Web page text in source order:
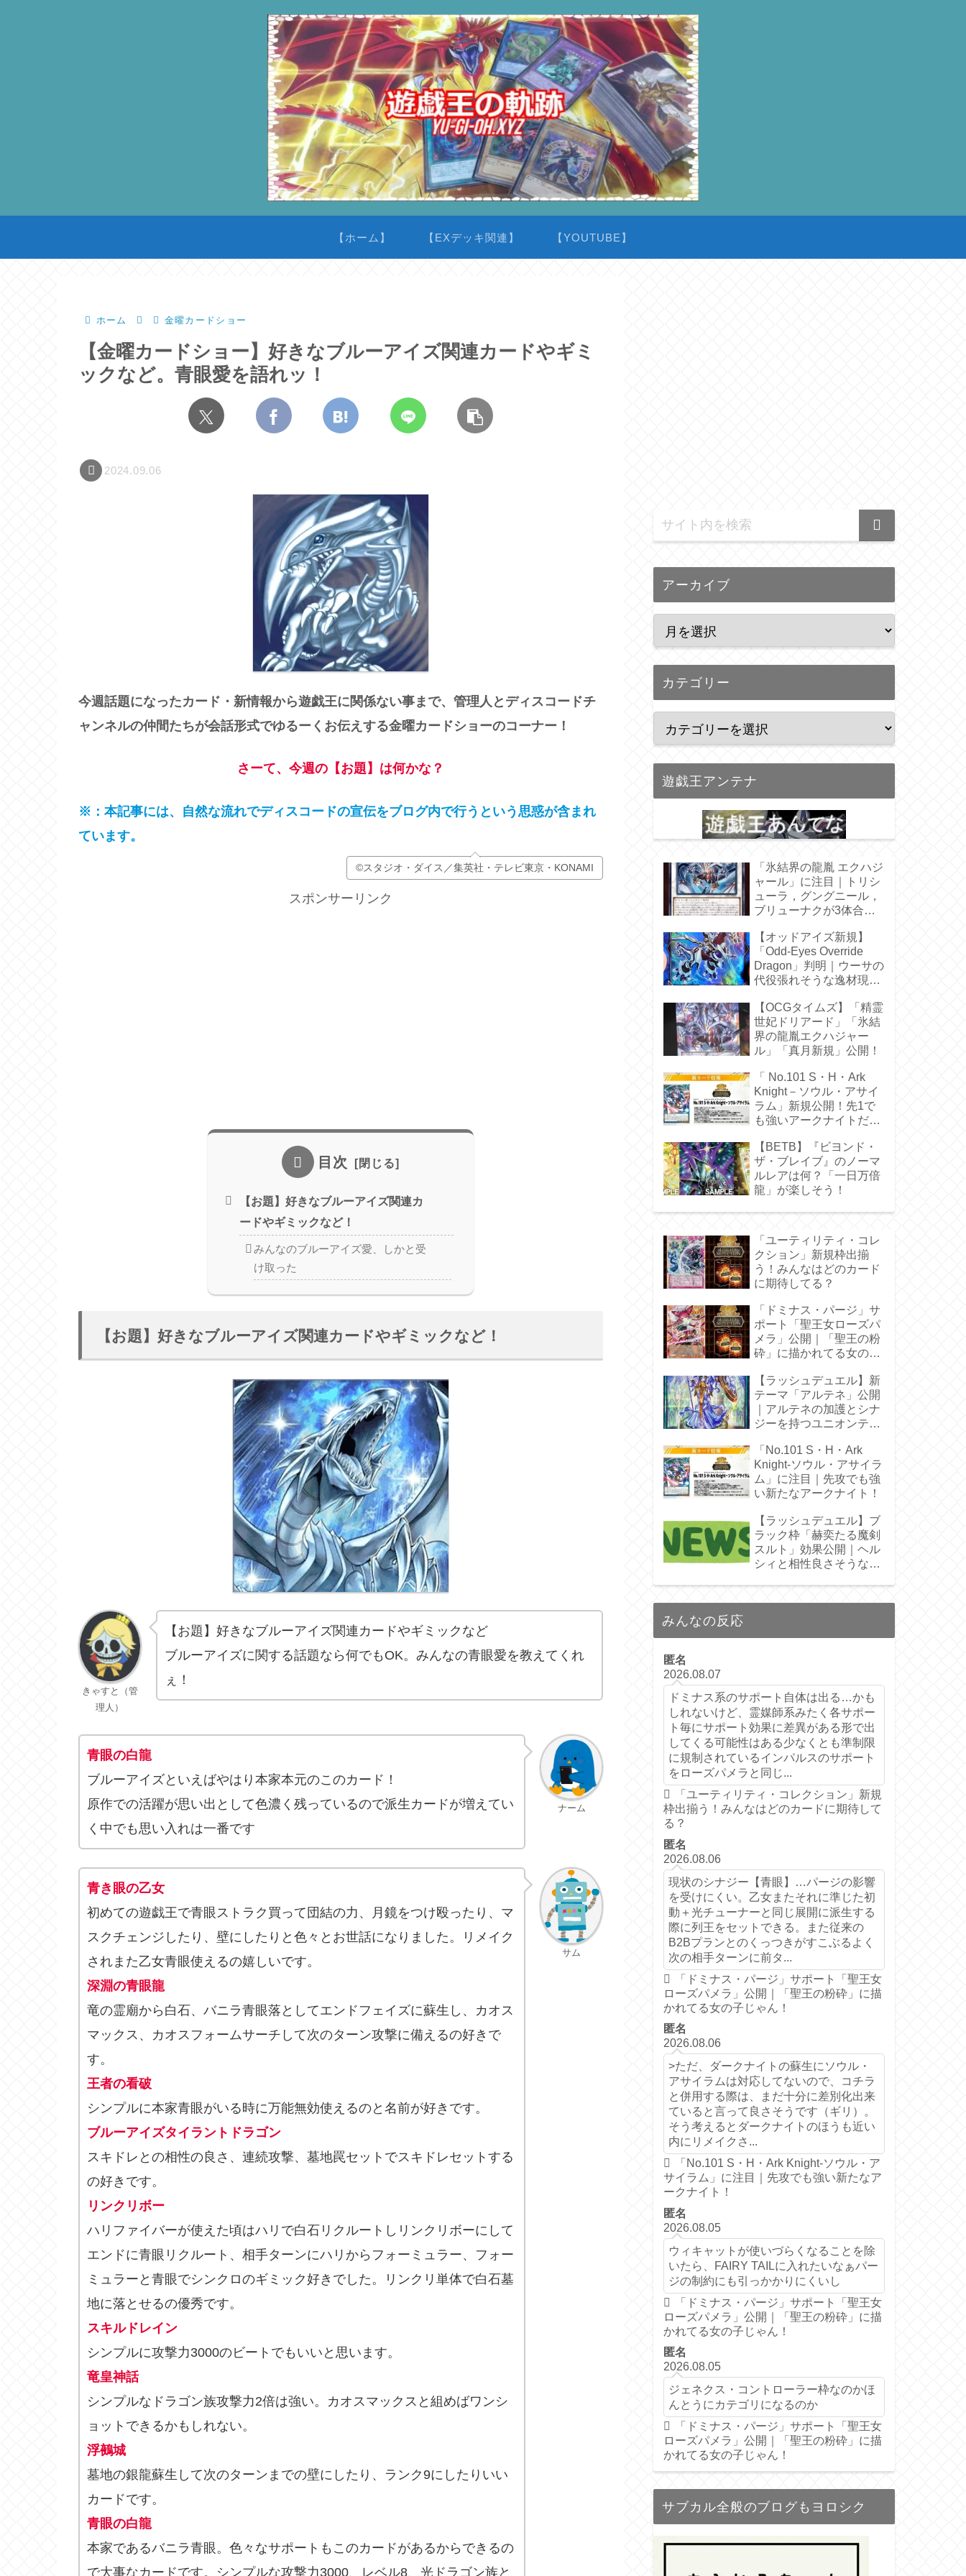
【ホーム】 【EXデッキ関連】 【YOUTUBE】
ホーム 金曜カードショー
【金曜カードショー】好きなブルーアイズ関連カードやギミ
ックなど。青眼愛を語れッ！
2024.09.06
今週話題になったカード・新情報から遊戯王に関係ない事まで、管理人とディスコードチ
ャンネルの仲間たちが会話形式でゆるーくお伝えする金曜カードショーのコーナー！
さーて、今週の【お題】は何かな？
※：本記事には、自然な流れでディスコードの宣伝をブログ内で行うという思惑が含まれ
ています。
©スタジオ・ダイス／集英社・テレビ東京・KONAMI
スポンサーリンク
目次
【お題】好きなブルーアイズ関連カ
ードやギミックなど！
みんなのブルーアイズ愛、しかと受
け取った
【お題】好きなブルーアイズ関連カードやギミックなど！
きゃすと（管
理人）
【お題】好きなブルーアイズ関連カードやギミックなど
ブルーアイズに関する話題なら何でもOK。みんなの青眼愛を教えてくれ
ぇ！
ナーム
青眼の白龍
ブルーアイズといえばやはり本家本元のこのカード！
原作での活躍が思い出として色濃く残っているので派生カードが増えてい
く中でも思い入れは一番です
サム
青き眼の乙女
初めての遊戯王で青眼ストラク買って団結の力、月鏡をつけ殴ったり、マ
スクチェンジしたり、壁にしたりと色々とお世話になりました。リメイク
されまた乙女青眼使えるの嬉しいです。
深淵の青眼龍
竜の霊廟から白石、バニラ青眼落としてエンドフェイズに蘇生し、カオス
マックス、カオスフォームサーチして次のターン攻撃に備えるの好きで
す。
王者の看破
シンプルに本家青眼がいる時に万能無効使えるのと名前が好きです。
ブルーアイズタイラントドラゴン
スキドレとの相性の良さ、連続攻撃、墓地罠セットでスキドレセットする
の好きです。
リンクリボー
ハリファイバーが使えた頃はハリで白石リクルートしリンクリボーにして
エンドに青眼リクルート、相手ターンにハリからフォーミュラー、フォー
ミュラーと青眼でシンクロのギミック好きでした。リンクリ単体で白石墓
地に落とせるの優秀です。
スキルドレイン
シンプルに攻撃力3000のビートでもいいと思います。
竜皇神話
シンプルなドラゴン族攻撃力2倍は強い。カオスマックスと組めばワンシ
ョットできるかもしれない。
浮鵺城
墓地の銀龍蘇生して次のターンまでの壁にしたり、ランク9にしたりいい
カードです。
青眼の白龍
本家であるバニラ青眼。色々なサポートもこのカードがあるからできるの
で大事なカードです。シンプルな攻撃力3000、レベル8、光ドラゴン族と
アーカイブ
カテゴリー
遊戯王アンテナ
「氷結界の龍胤 エクハジ
ャール」に注目｜トリシ
ューラ，グングニール，
ブリューナクが3体合
【オッドアイズ新規】
「Odd-Eyes Override
Dragon」判明｜ウーサの
代役張れそうな逸材現
【OCGタイムズ】「精霊
世妃ドリアード」「氷結
界の龍胤エクハジャー
ル」「真月新規」公開！
「 No.101 S・H・Ark
Knight－ソウル・アサイ
ラム」新規公開！先1で
も強いアークナイトだ
【BETB】『ビヨンド・
ザ・ブレイブ』のノーマ
ルレアは何？「一日万倍
龍」が楽しそう！
「ユーティリティ・コレ
クション」新規枠出揃
う！みんなはどのカード
に期待してる？
「ドミナス・パージ」サ
ポート「聖王女ローズパ
メラ」公開｜「聖王の粉
砕」に描かれてる女の子
【ラッシュデュエル】新
テーマ「アルテネ」公開
｜アルテネの加護とシナ
ジーを持つユニオンテー
「No.101 S・H・Ark
Knight-ソウル・アサイラ
ム」に注目｜先攻でも強
い新たなアークナイト！
【ラッシュデュエル】ブ
ラック枠「赫奕たる魔剣
スルト」効果公開｜ヘル
シィと相性良さそうなレ
みんなの反応
匿名
2026.08.07
ドミナス系のサポート自体は出る…かも
しれないけど、霊媒師系みたく各サポー
ト毎にサポート効果に差異がある形で出
してくる可能性はある少なくとも準制限
に規制されているインパルスのサポート
をローズパメラと同じ...
「ユーティリティ・コレクション」新規
枠出揃う！みんなはどのカードに期待して
る？
匿名
2026.08.06
現状のシナジー【青眼】…パージの影響
を受けにくい。乙女またそれに準じた初
動＋光チューナーと同じ展開に派生する
際に列王をセットできる。また従来の
B2Bプランとのくっつきがすこぶるよく
次の相手ターンに前タ...
「ドミナス・パージ」サポート「聖王女
ローズパメラ」公開｜「聖王の粉砕」に描
かれてる女の子じゃん！
匿名
2026.08.06
>ただ、ダークナイトの蘇生にソウル・
アサイラムは対応してないので、コチラ
と併用する際は、まだ十分に差別化出来
ていると言って良さそうです（ギリ）。
そう考えるとダークナイトのほうも近い
内にリメイクさ...
「No.101 S・H・Ark Knight-ソウル・ア
サイラム」に注目｜先攻でも強い新たなア
ークナイト！
匿名
2026.08.05
ウィキャットが使いづらくなることを除
いたら、FAIRY TAILに入れたいなぁパー
ジの制約にも引っかかりにくいし
「ドミナス・パージ」サポート「聖王女
ローズパメラ」公開｜「聖王の粉砕」に描
かれてる女の子じゃん！
匿名
2026.08.05
ジェネクス・コントローラー枠なのかほ
んとうにカテゴリになるのか
「ドミナス・パージ」サポート「聖王女
ローズパメラ」公開｜「聖王の粉砕」に描
かれてる女の子じゃん！
サブカル全般のブログもヨロシク